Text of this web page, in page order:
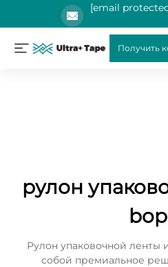
[email
Получить
рулон
Рулон упаковочной ленты
собой премиальное